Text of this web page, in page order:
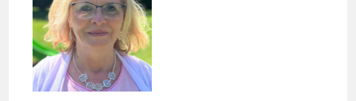
Daniela Kaps – energetische Belastungen erkennen